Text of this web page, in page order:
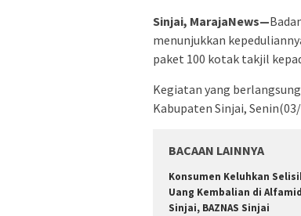
Sinjai, MarajaNews—
menunjukkan
paket 100 kotak takjil
Kegiatan yang
Kabupaten Sinjai,
BACAAN LAINNYA
Konsumen Keluhkan
Uang Kembalian di
Sinjai, BAZNAS Sinjai